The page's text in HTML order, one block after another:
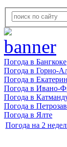
Погода в Бангкоке
Погода в Горно-
Погода в
Погода в Ивано-
Погода в
Погода в
Погода в Ялте
Погода на 2